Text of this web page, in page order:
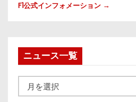
F1公式インフォメーション →
ニュース一覧
ュ